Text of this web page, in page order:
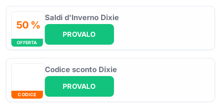
50 %
OFFERTA
Saldi d'Inverno Dixie
PROVALO
CODICE
Codice sconto Dixie
PROVALO